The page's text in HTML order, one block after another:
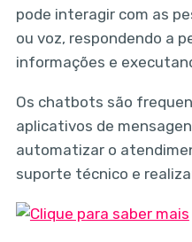
pode interagir com as
ou voz, respondendo a
informações e
Os chatbots são
aplicativos de
automatizar o
suporte técnico e